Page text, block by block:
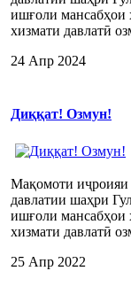
ишғоли мансабҳои
хизмати давлатӣ
24 Апр 2024
Диққат! Озмун!
Мақомоти иҷроияи
давлатии шаҳри
ишғоли мансабҳои
хизмати давлатӣ
25 Апр 2022